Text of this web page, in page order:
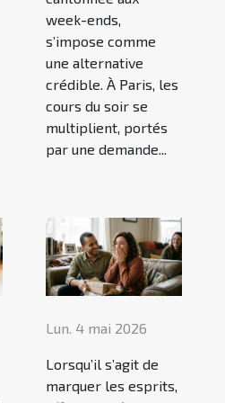
week-ends,
s’impose comme
une alternative
crédible. À Paris, les
cours du soir se
multiplient, portés
par une demande...
Lun. 4 mai 2026
Lorsqu’il s’agit de
marquer les esprits,